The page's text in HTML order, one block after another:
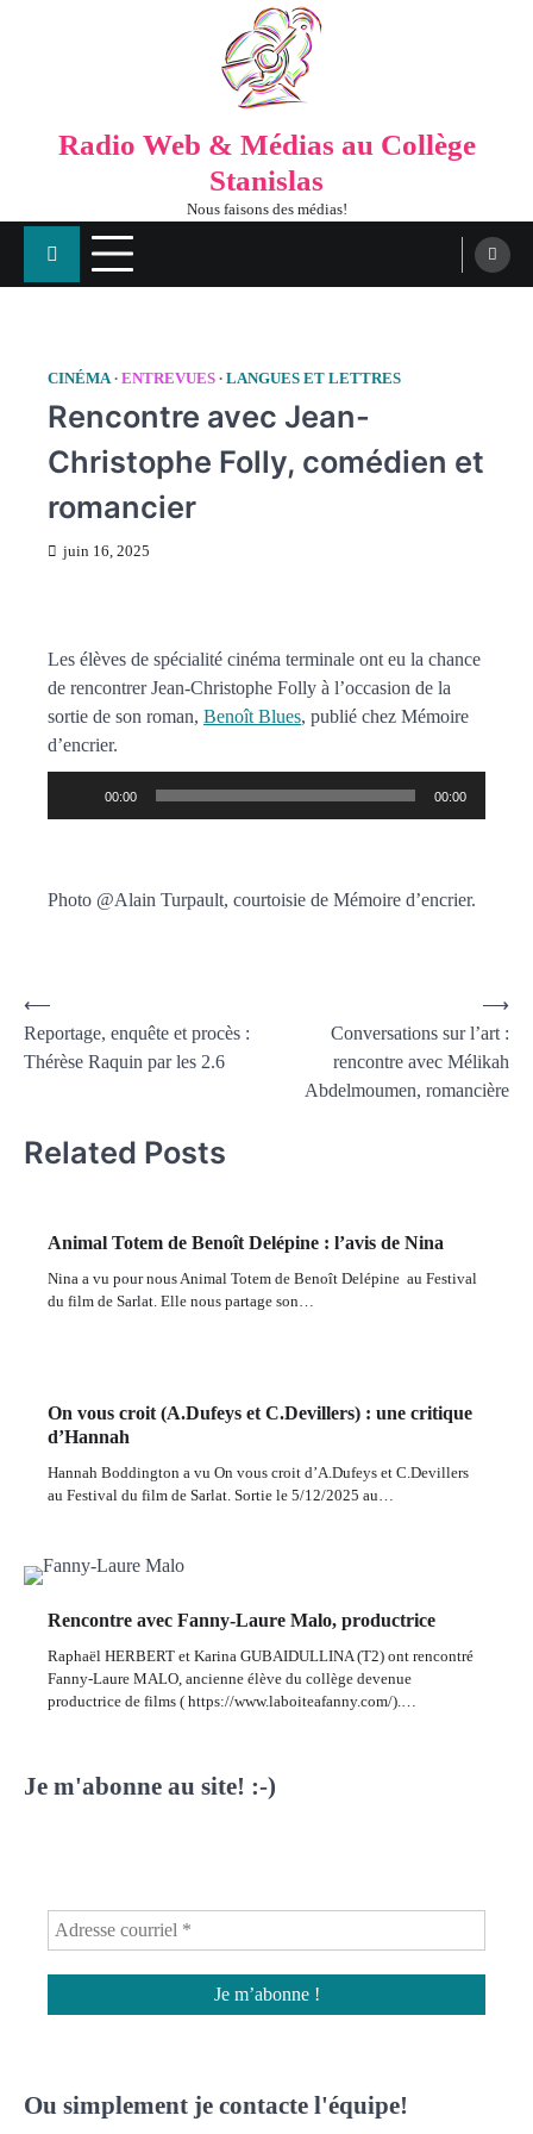
Radio Web & Médias au Collège
Stanislas
Nous faisons des médias!
CINÉMA ENTREVUES LANGUES ET LETTRES
Rencontre avec Jean-
Christophe Folly, comédien et
romancier
juin 16, 2025
Les élèves de spécialité cinéma terminale ont eu la chance
de rencontrer Jean-Christophe Folly à l’occasion de la
sortie de son roman, Benoît Blues, publié chez Mémoire
d’encrier.
00:00 00:00
Photo @Alain Turpault, courtoisie de Mémoire d’encrier.
⟵
Reportage, enquête et procès :
Thérèse Raquin par les 2.6
Conversations sur l’art :
rencontre avec Mélikah
Abdelmoumen, romancière
⟶
Related Posts
Animal Totem de Benoît Delépine : l’avis de Nina
Nina a vu pour nous Animal Totem de Benoît Delépine au Festival
du film de Sarlat. Elle nous partage son…
On vous croit (A.Dufeys et C.Devillers) : une critique
d’Hannah
Hannah Boddington a vu On vous croit d’A.Dufeys et C.Devillers
au Festival du film de Sarlat. Sortie le 5/12/2025 au…
Rencontre avec Fanny-Laure Malo, productrice
Raphaël HERBERT et Karina GUBAIDULLINA (T2) ont rencontré
Fanny-Laure MALO, ancienne élève du collège devenue
productrice de films ( https://www.laboiteafanny.com/).…
Je m'abonne au site! :-)
Ou simplement je contacte l'équipe!